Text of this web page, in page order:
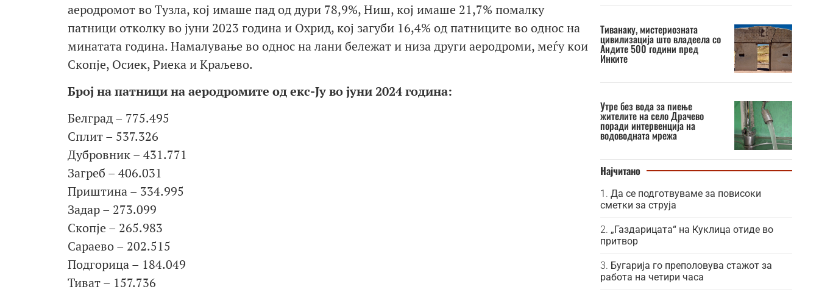
аеродромот во Тузла, кој имаше пад од дури 78,9%, Ниш, кој имаше 21,7% помалку
патници отколку во јуни 2023 година и Охрид, кој загуби 16,4% од патниците во однос на
минатата година. Намалување во однос на лани бележат и низа други аеродроми, меѓу кои
Скопје, Осиек, Риека и Краљево.
Број на патници на аеродромите од екс-Ју во јуни 2024 година:
Белград – 775.495
Сплит – 537.326
Дубровник – 431.771
Загреб – 406.031
Приштина – 334.995
Задар – 273.099
Скопје – 265.983
Сараево – 202.515
Подгорица – 184.049
Тиват – 157.736
Тиванаку, мистериозната
цивилизација што владеела со
Андите 500 години пред
Инките
Утре без вода за пиење
жителите на село Драчево
поради интервенција на
водоводната мрежа
Најчитано
Да се подготвуваме за повисоки
сметки за струја
„Газдарицата“ на Куклица отиде во
притвор
Бугарија го преполовува стажот за
работа на четири часа